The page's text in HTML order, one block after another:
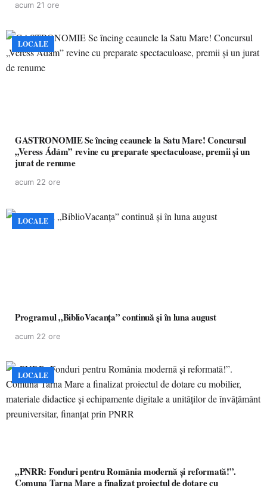
acum 21 ore
LOCALE
GASTRONOMIE Se încing ceaunele la Satu Mare! Concursul
„Veress Ádám” revine cu preparate spectaculoase, premii și un
jurat de renume
acum 22 ore
LOCALE
Programul „BiblioVacanța” continuă și în luna august
acum 22 ore
LOCALE
„PNRR: Fonduri pentru România modernă și reformată!”.
Comuna Tarna Mare a finalizat proiectul de dotare cu